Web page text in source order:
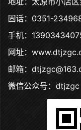
固话：0351-
手机：
网址：
邮箱：
微信公众号：dtjzgc